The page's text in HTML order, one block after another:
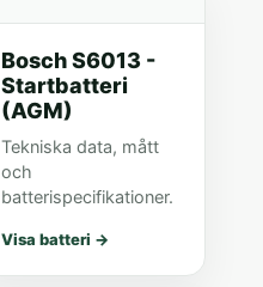
Bosch S6013 -
Startbatteri
(AGM)
Tekniska data, mått
och
batterispecifikationer.
Visa batteri →